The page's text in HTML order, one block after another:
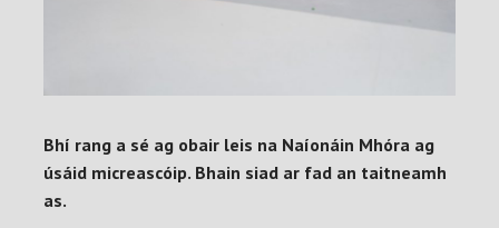
Bhí rang a sé ag obair leis na Naíonáin Mhóra ag
úsáid micreascóip. Bhain siad ar fad an taitneamh
as.